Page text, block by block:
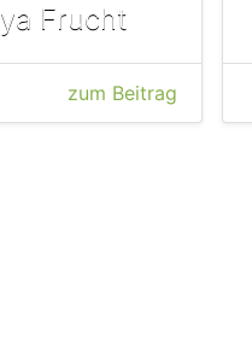
Frucht
zum Beitrag